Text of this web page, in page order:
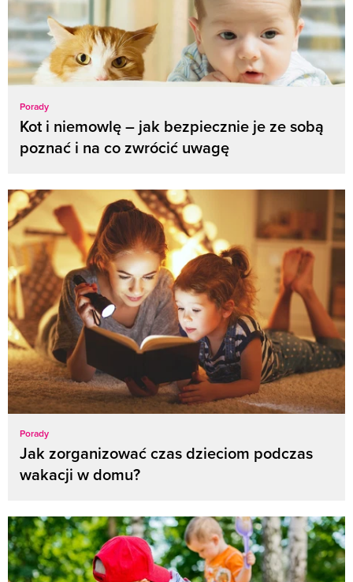
Porady
Kot i niemowlę – jak bezpiecznie je ze sobą
poznać i na co zwrócić uwagę
Porady
Jak zorganizować czas dzieciom podczas
wakacji w domu?